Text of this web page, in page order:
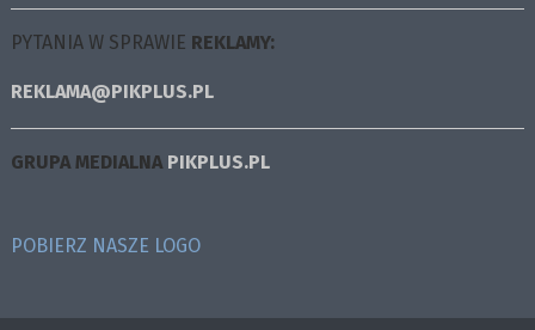
PYTANIA W SPRAWIE REKLAMY:
REKLAMA@PIKPLUS.PL
GRUPA MEDIALNA PIKPLUS.PL
POBIERZ NASZE LOGO